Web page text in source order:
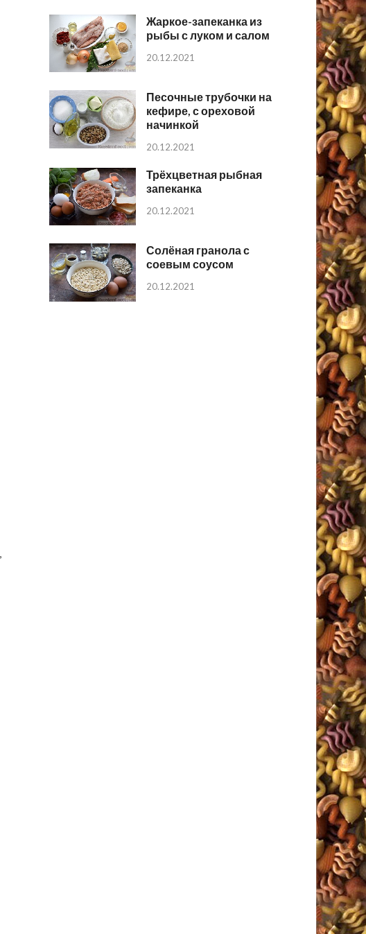
Жаркое-запеканка из
рыбы с луком и салом
20.12.2021
Песочные трубочки на
кефире, с ореховой
начинкой
20.12.2021
Трёхцветная рыбная
запеканка
20.12.2021
Солёная гранола с
соевым соусом
20.12.2021